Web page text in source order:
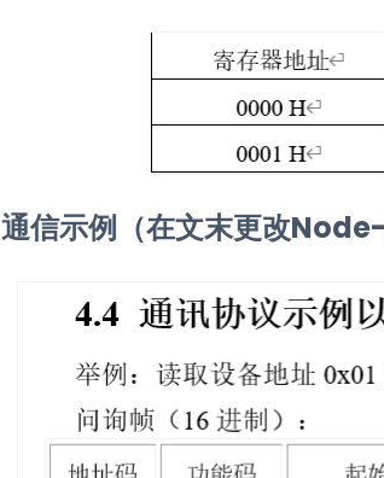
通信示例（在文末更改